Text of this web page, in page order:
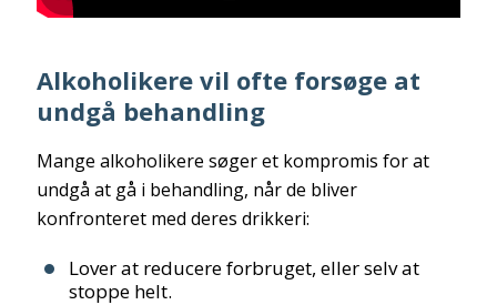
Alkoholikere vil ofte forsøge at
undgå behandling
Mange alkoholikere søger et kompromis for at
undgå at gå i behandling, når de bliver
konfronteret med deres drikkeri:
Lover at reducere forbruget, eller selv at
stoppe helt.